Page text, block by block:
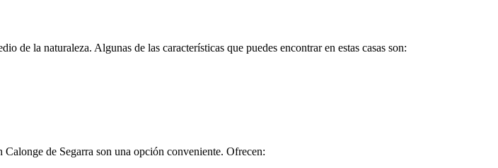
de la naturaleza. Algunas de las características que puedes encontrar en estas casas son:
de Segarra son una opción conveniente. Ofrecen: